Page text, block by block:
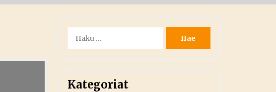
Kategoriat